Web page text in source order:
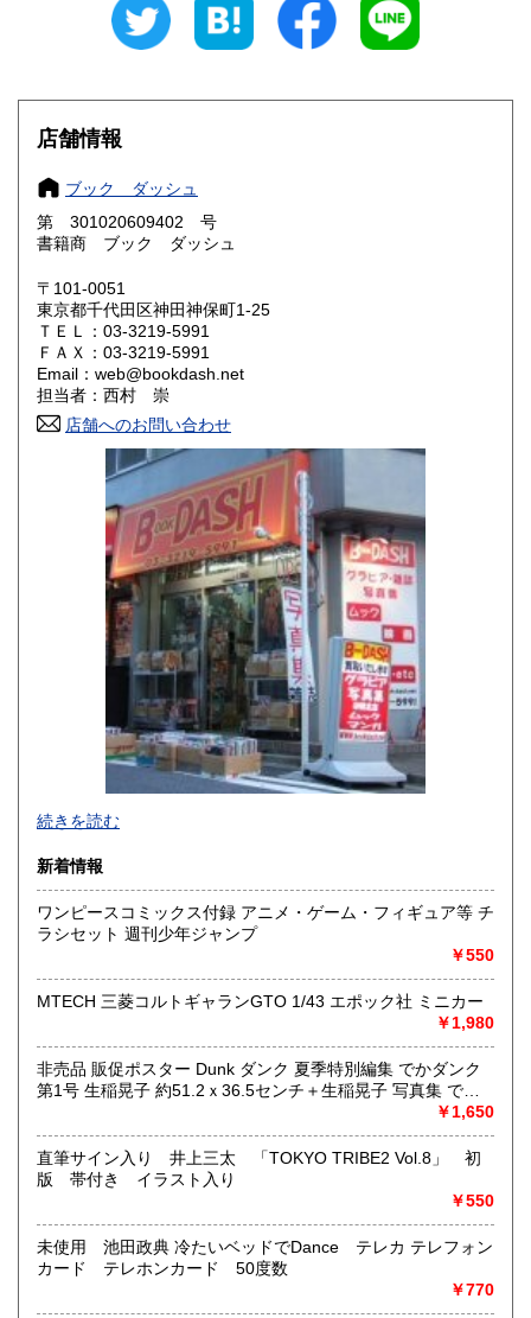
600円 三重県
滋賀県 600円 京都府 600円
大阪府
奈良県
鳥取県 600円
岡山県 600円
山口県 600円
香川県
福岡県
600円 長崎県
600円 大分県
600円 鹿児島県
600円
店舗情報
ブック ダッシュ
第 301020609402 号
書籍商 ブック ダッシュ
〒101-0051
東京都千代田区神田神保町1-25
ＴＥＬ：03-3219-5991
ＦＡＸ：03-3219-5991
Email：web@bookdash.net
担当者：西村 崇
店舗へのお問い合わせ
新旧女優・アイドルのグラビア、なつかしの本
映画・特撮、ゲーム・アニメ古漫画などの趣味本は当店にお
お取り扱いは、趣味のものすべてにわたります。
グラビアアイドル雑誌(キャンディーズなどの昔の女優・アイ
ドルも歓迎)
古マンガ・アニメロマンアルバム系、イラスト集、
美少女ゲーム、プレミアゲーム、攻略本・設定資料集
どんなジャンルでも買取することができます。
東京近郊出張買取していますのでお気軽にご相談ください。
沿線名：地下鉄(三田線、新宿線、半蔵門線) JR(中央・総武
線)
最寄駅：神保町駅 御茶ノ水駅
り開店します
続きを読む
新着情報
ワンピースコミックス付録 アニメ・ゲーム・フィギュア等 チ
ラシセット 週刊少年ジャンプ
￥550
MTECH 三菱コルトギャランGTO 1/43 エポック社 ミニカー
￥1,980
非売品 販促ポスター Dunk ダンク 夏季特別編集 でかダンク
第1号 生稲晃子 約51.2ｘ36.5センチ＋生稲晃子 写真集 でか
￥1,650
直筆サイン入り 井上三太 「TOKYO TRIBE2 Vol.8」 初
版 帯付き イラスト入り
￥550
未使用 池田政典 冷たいベッドでDance テレカ テレフォン
カード テレホンカード 50度数
￥770